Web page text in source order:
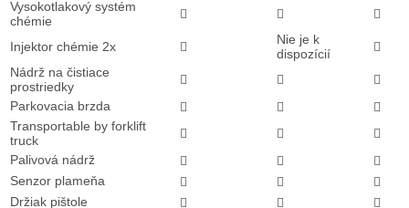
Vysokotlakový systém
chémie
  
Injektor chémie 2x 
Nie je k
dispozícií

Nádrž na čistiace
prostriedky
 

Parkovacia brzda
 

Transportable by forklift
truck
 

Palivová nádrž
 

Senzor plameňa
 

Držiak pištole
 
